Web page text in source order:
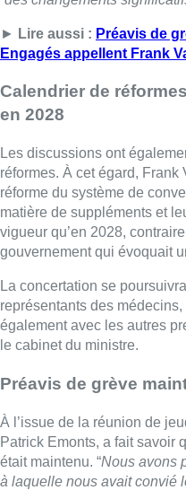
► Lire aussi : Préavis de
Engagés appellent Frank
Calendrier de
en 2028
Les discussions ont
réformes. À cet égard,
réforme du système de
matière de suppléments et
vigueur qu’en 2028,
gouvernement qui évoquait
La concertation se
représentants des
également avec les autres
le cabinet du ministre.
Préavis de grève
À l’issue de la réunion de
Patrick Emonts, a fait savoir
était maintenu. “Nous avons
à laquelle nous avait convié